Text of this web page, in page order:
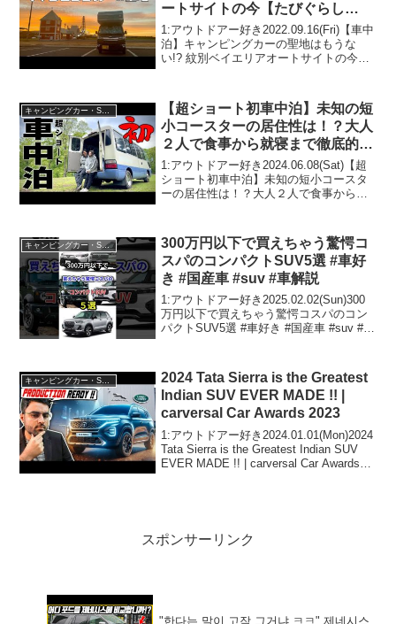
ートサイトの今【たびぐらし
340】
1:アウトドアー好き2022.09.16(Fri)【車中
泊】キャンピングカーの聖地はもうな
い!? 紋別ベイエリアオートサイトの今
き2022.09.16(Fri)こ...
【超ショート初車中泊】未知の短
小コースターの居住性は！？大人
２人で食事から就寝まで徹底的に
使い倒していきます！
1:アウトドアー好き2024.06.08(Sat)【超
ショート初車中泊】未知の短小コースタ
ーの居住性は！？大人２人で食事から就
で！！2:アウトドアー好き2024.06.08...
キャンピングカー・SUV人気車種
300万円以下で買えちゃう驚愕コ
スパのコンパクトSUV5選 #車好
き #国産車 #suv #車解説
1:アウトドアー好き2025.02.02(Sun)300
万円以下で買えちゃう驚愕コスパのコン
パクトSUV5選 #車好き #国産車 #suv #車
2025.02.02(Sun)こ...
2024 Tata Sierra is the Greatest
Indian SUV EVER MADE !! |
carversal Car Awards 2023
1:アウトドアー好き2024.01.01(Mon)2024
Tata Sierra is the Greatest Indian SUV
EVER MADE !! | carversal Car Awards
スポンサーリンク
"한다는 말이 고작 그거냐 ㅋㅋ" 제네시스